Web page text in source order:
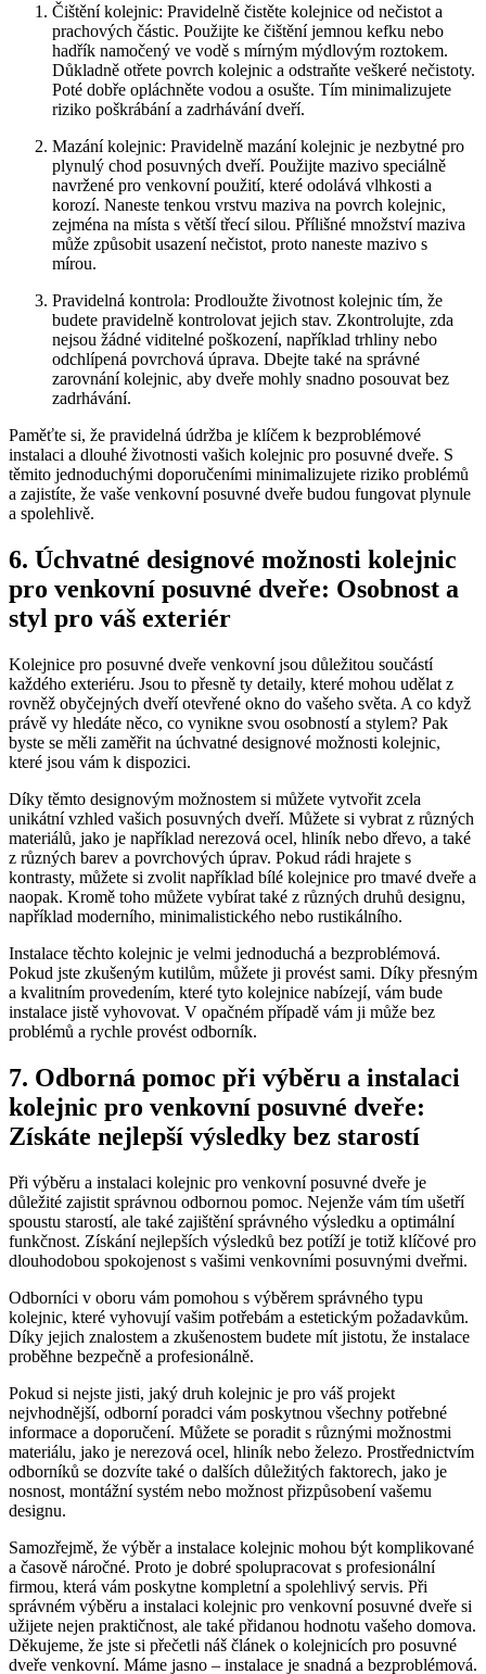
Čištění kolejnic: Pravidelně čistěte ⁣kolejnice od nečistot a
prachových částic. Použijte ke čištění ⁣jemnou kefku nebo
hadřík namočený ve vodě s mírným mýdlovým roztokem.
Důkladně otřete​ povrch kolejnic a odstraňte veškeré nečistoty.
Poté dobře ​opláchněte vodou ⁤a osušte. Tím minimalizujete
riziko poškrábání a zadrhávání dveří.
Mazání kolejnic: Pravidelně mazání kolejnic je nezbytné pro‌
plynulý chod posuvných dveří.⁢ Použijte mazivo speciálně
navržené ‍pro venkovní použití,​ které odolává vlhkosti a
korozí.‍ Naneste tenkou vrstvu maziva na povrch kolejnic,
zejména na místa s ⁣větší⁢ třecí⁢ silou. Přílišné množství maziva
‍může způsobit usazení nečistot,‌ proto naneste mazivo s
mírou.
Pravidelná kontrola: Prodloužte životnost kolejnic tím, že
budete pravidelně kontrolovat jejich stav.‌ Zkontrolujte, zda
‌nejsou žádné viditelné poškození, například trhliny nebo
odchlípená povrchová úprava. Dbejte ‍také na správné
zarovnání kolejnic, aby dveře mohly snadno posouvat ​bez
zadrhávání.
Paměťte si, že pravidelná údržba je klíčem k bezproblémové
instalaci a‍ dlouhé ⁢životnosti vašich kolejnic pro posuvné dveře. S
těmito jednoduchými doporučeními minimalizujete riziko problémů
a ​zajistíte, že vaše venkovní posuvné dveře budou fungovat plynule
a spolehlivě.
6. Úchvatné designové ⁢možnosti kolejnic
pro venkovní posuvné dveře: Osobnost a
styl pro váš exteriér
Kolejnice pro posuvné dveře venkovní⁣ jsou důležitou součástí
každého exteriéru. Jsou to přesně ty detaily, které mohou udělat z
rovněž obyčejných dveří ‍otevřené okno do vašeho světa. A co když
právě vy hledáte něco, ⁤co vynikne svou osobností a stylem? ⁤Pak
byste se měli⁢ zaměřit na úchvatné designové ‌možnosti ​kolejnic,
které‌ jsou vám k dispozici.
Díky těmto designovým možnostem si můžete vytvořit zcela
unikátní vzhled ⁣vašich posuvných dveří. Můžete si vybrat z různých
materiálů, jako je například nerezová ocel, hliník nebo dřevo, a⁣ také
z různých barev a povrchových úprav. Pokud rádi hrajete s
kontrasty, můžete si zvolit například bílé kolejnice pro tmavé dveře a
naopak. Kromě toho můžete vybírat⁣ také z různých druhů designu,
například moderního, minimalistického nebo⁤ rustikálního.
Instalace⁣ těchto kolejnic je ⁤velmi jednoduchá a bezproblémová.
Pokud‌ jste zkušeným ⁢kutilům, můžete ji provést⁢ sami.⁤ Díky přesným
a kvalitním provedením, které ​tyto kolejnice nabízejí, vám bude
instalace jistě vyhovovat. V opačném případě vám ji může bez
problémů a rychle provést odborník.
7. Odborná pomoc při výběru a ⁣instalaci
kolejnic pro​ venkovní posuvné dveře:
Získáte nejlepší výsledky bez starostí
Při výběru a instalaci kolejnic‍ pro venkovní posuvné dveře je
důležité zajistit správnou odbornou pomoc. Nejenže ⁤vám tím ušetří
spoustu starostí, ale také zajištění správného výsledku a optimální
funkčnost. Získání nejlepších výsledků bez potíží je totiž klíčové pro
dlouhodobou spokojenost s ⁣vašimi venkovními posuvnými dveřmi.
Odborníci ‌v oboru vám pomohou s výběrem ⁤správného typu
kolejnic, které vyhovují vašim potřebám a estetickým požadavkům.
Díky jejich znalostem a zkušenostem budete mít jistotu, že instalace
proběhne bezpečně a profesionálně.
Pokud si⁣ nejste jisti,⁤ jaký druh kolejnic je pro váš⁢ projekt
nejvhodnější, odborní poradci vám poskytnou všechny potřebné
informace a doporučení. Můžete se poradit s‌ různými možnostmi
materiálu, jako je nerezová ocel, hliník nebo železo. Prostřednictvím
odborníků ‍se dozvíte také o dalších důležitých‌ faktorech,​ jako je
nosnost, montážní systém‍ nebo možnost​ přizpůsobení vašemu
designu.
Samozřejmě, že výběr a instalace kolejnic ⁣mohou ‌být komplikované
a časově náročné. Proto je ‌dobré spolupracovat s profesionální
firmou, která vám poskytne ‍kompletní a spolehlivý servis. Při
správném výběru a instalaci kolejnic ‍pro venkovní posuvné dveře si
užijete nejen praktičnost, ale také přidanou hodnotu vašeho domova.
Děkujeme, že jste si přečetli náš článek o kolejnicích pro posuvné
dveře venkovní. Máme jasno – instalace je snadná⁢ a bezproblémová.